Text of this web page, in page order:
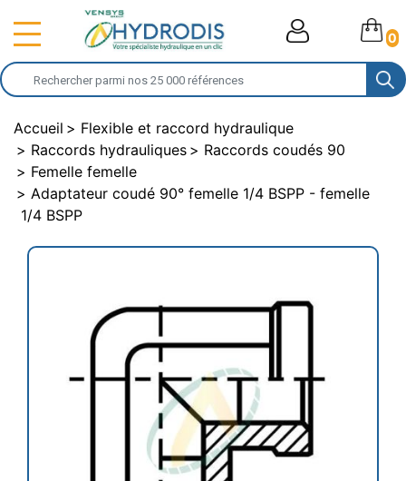
0
Accueil
Flexible et raccord hydraulique
Raccords hydrauliques
Raccords coudés 90
Femelle femelle
Adaptateur coudé 90° femelle 1/4 BSPP - femelle
1/4 BSPP